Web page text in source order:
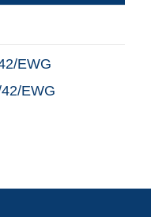
EWG
EWG